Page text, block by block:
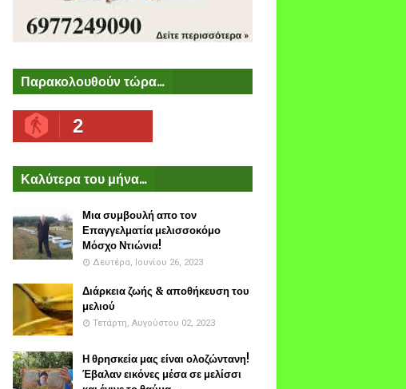
Παρακολουθούν τώρα...
2
Καλύτερα του μήνα...
Μια συμβουλή απο τον
Επαγγελματία μελισσοκόμο
Μόσχο Ντιώνια!
Δευτέρα, Ιουνίου 26, 2023
Διάρκεια ζωής & αποθήκευση του
μελιού
Τετάρτη, Αυγούστου 02, 2023
Η θρησκεία μας είναι ολοζώντανη!
Έβαλαν εικόνες μέσα σε μελίσσι